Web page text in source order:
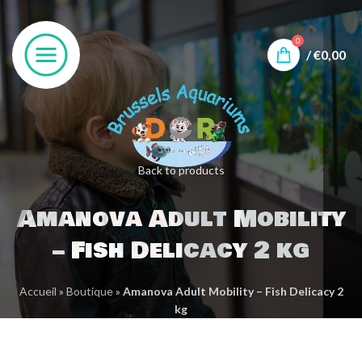
0
/€0,00
Back to products
Amanova Adult Mobility
– Fish Delicacy 2 kg
Accueil » Boutique» Amanova Adult Mobility – Fish Delicacy 2
kg